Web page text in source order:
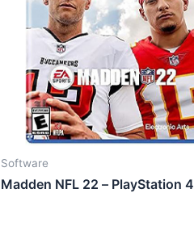
Software
Madden NFL 22 – PlayStation 4